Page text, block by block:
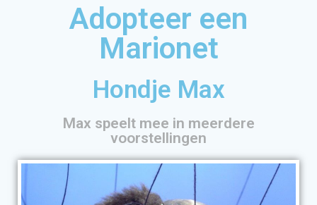
Adopteer een
Marionet
Hondje Max
Max speelt mee in meerdere
voorstellingen